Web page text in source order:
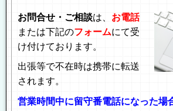
お問合せ・ご相談は、 お電話
または下記のフォームにて受
け付けております。
出張等で不在時は携帯に転送
されます。
営業時間中に留守番電話になった場